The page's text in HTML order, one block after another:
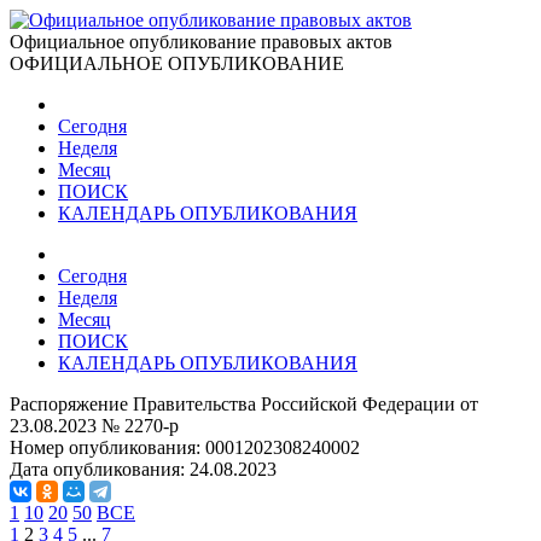
Официальное опубликование правовых актов
ОФИЦИАЛЬНОЕ ОПУБЛИКОВАНИЕ
Сегодня
Неделя
Месяц
ПОИСК
КАЛЕНДАРЬ ОПУБЛИКОВАНИЯ
Сегодня
Неделя
Месяц
ПОИСК
КАЛЕНДАРЬ ОПУБЛИКОВАНИЯ
Распоряжение Правительства Российской Федерации от
23.08.2023 № 2270-р
Номер опубликования: 0001202308240002
Дата опубликования: 24.08.2023
1 10 20 50 ВСЕ
1 2 3 4 5 ... 7